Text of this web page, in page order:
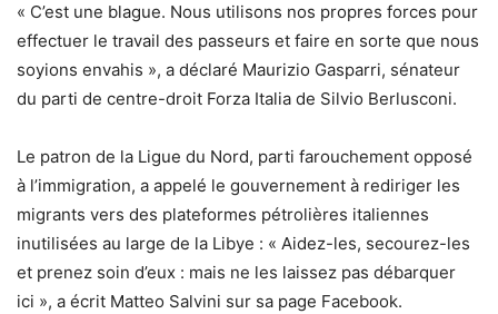
« C’est une blague. Nous utilisons nos propres forces pour
effectuer le travail des passeurs et faire en sorte que nous
soyions envahis », a déclaré Maurizio Gasparri, sénateur
du parti de centre-droit Forza Italia de Silvio Berlusconi.
Le patron de la Ligue du Nord, parti farouchement opposé
à l’immigration, a appelé le gouvernement à rediriger les
migrants vers des plateformes pétrolières italiennes
inutilisées au large de la Libye : « Aidez-les, secourez-les
et prenez soin d’eux : mais ne les laissez pas débarquer
ici », a écrit Matteo Salvini sur sa page Facebook.